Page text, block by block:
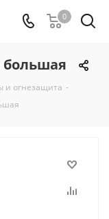
0
большая
и огнезащита -